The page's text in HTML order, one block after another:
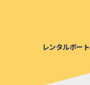
レンタルボート